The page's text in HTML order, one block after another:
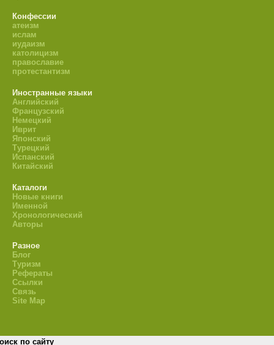
Конфессии
атеизм
ислам
иудаизм
католицизм
православие
протестантизм
Иностранные языки
Английский
Французский
Немецкий
Иврит
Японский
Турецкий
Испанский
Китайский
Каталоги
Новые книги
Именной
Хронологический
Авторы
Разное
Блог
Туризм
Рефераты
Ссылки
Связь
Site Map
по сайту